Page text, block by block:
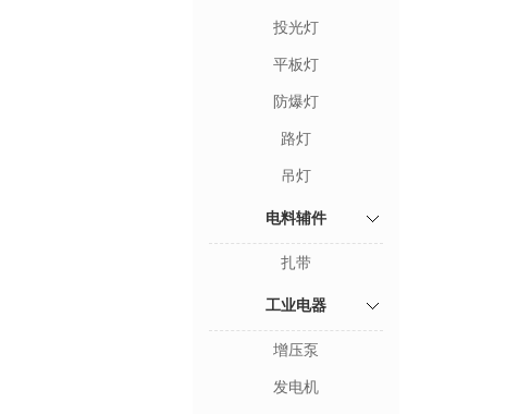
投光灯
平板灯
防爆灯
路灯
吊灯
电料辅件
扎带
工业电器
增压泵
发电机